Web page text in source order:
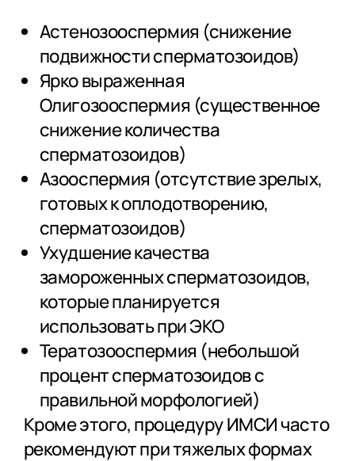
Астенозооспермия (снижение
подвижности сперматозоидов)
Ярко выраженная
Олигозооспермия (существенное
снижение количества
сперматозоидов)
Азооспермия (отсутствие зрелых,
готовых к оплодотворению,
сперматозоидов)
Ухудшение качества
замороженных сперматозоидов,
которые планируется
использовать при ЭКО
Тератозооспермия (небольшой
процент сперматозоидов с
правильной морфологией)
Кроме этого, процедуру ИМСИ часто
рекомендуют при тяжелых формах